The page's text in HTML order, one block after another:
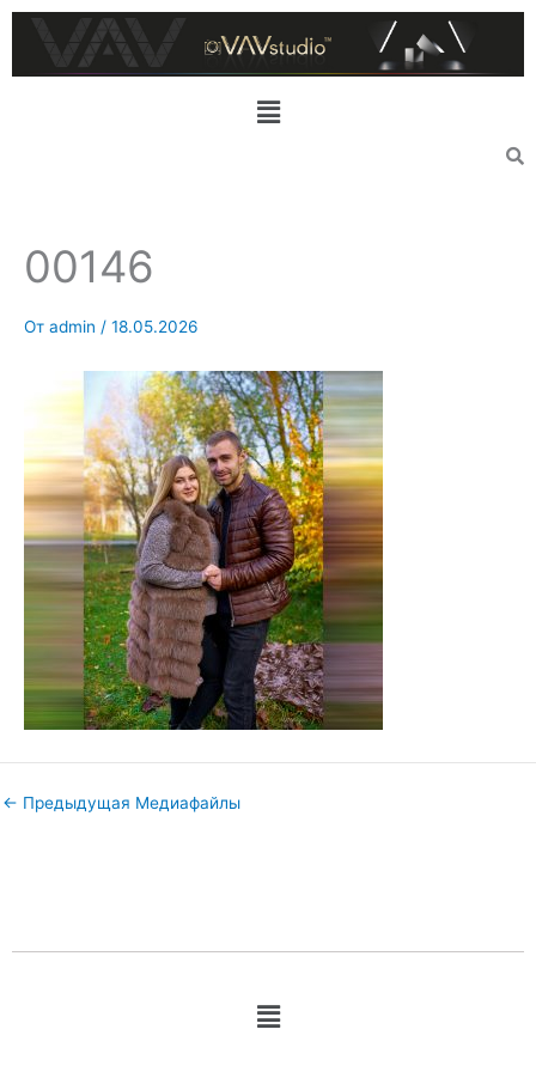
Перейти
содержимому
Меню
00146
От admin / 18.05.2026
← Предыдущая Медиафайлы
Меню